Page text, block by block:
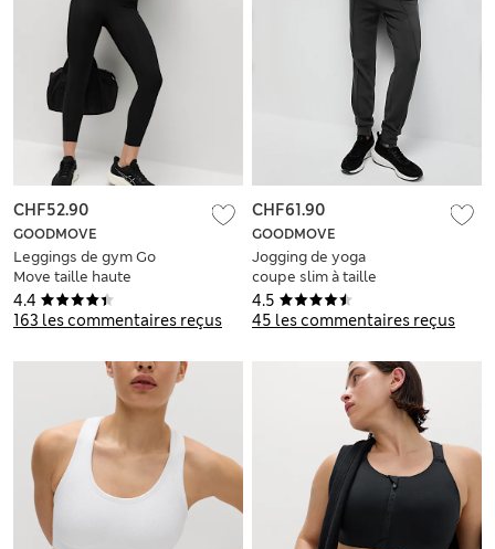
4.4
163 les commentaires reçus
GOODMOVE
Leggings de gym Go
Move taille haute
7/8
CHF52.90
4.5
45 les commentaires reçus
GOODMOVE
Jogging de yoga
coupe slim à taille
haute et ourlets
resserrés
CHF61.90